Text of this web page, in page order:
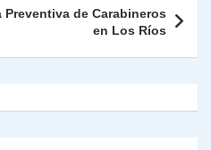
de Carabineros
en Los Ríos